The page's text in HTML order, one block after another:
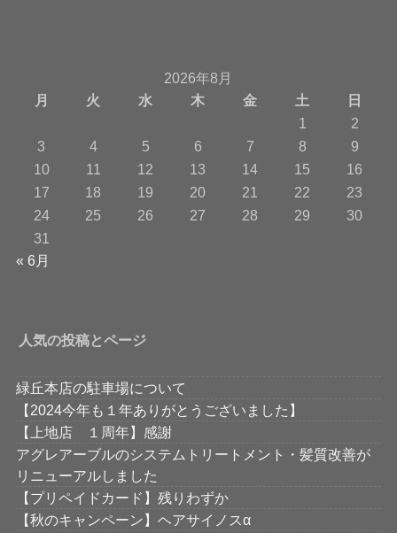
2026年8月
月
火 水 木 金 土
日
1
2
3
4 5 6 7 8
9
10
11 12 13 14 15
16
17
18 19 20 21 22
23
24
25 26 27 28 29
30
31
« 6月
人気の投稿とページ
緑丘本店の駐車場について
【2024今年も１年ありがとうございました】
【上地店 １周年】感謝
アグレアーブルのシステムトリートメント・髪質改善が
リニューアルしました
【プリペイドカード】残りわずか
【秋のキャンペーン】ヘアサイノスα